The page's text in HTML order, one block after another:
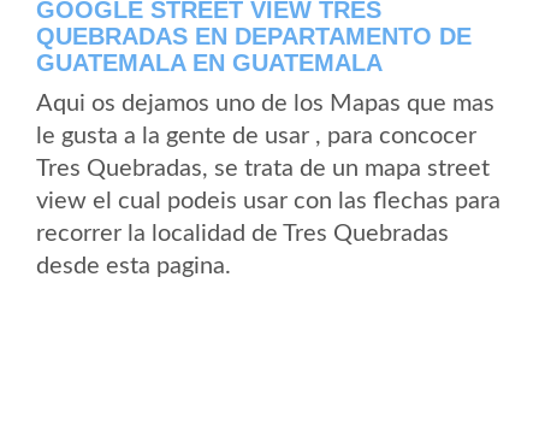
GOOGLE STREET VIEW TRES
QUEBRADAS EN DEPARTAMENTO DE
GUATEMALA EN GUATEMALA
Aqui os dejamos uno de los Mapas que mas
le gusta a la gente de usar , para concocer
Tres Quebradas, se trata de un mapa street
view el cual podeis usar con las flechas para
recorrer la localidad de Tres Quebradas
desde esta pagina.